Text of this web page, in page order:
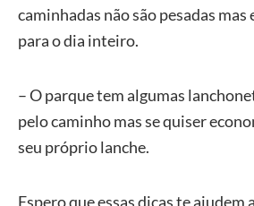
caminhadas não são pesadas mas
para o dia inteiro.
– O parque tem algumas
pelo caminho mas se quiser
seu próprio lanche.
Espero que essas dicas te ajudem